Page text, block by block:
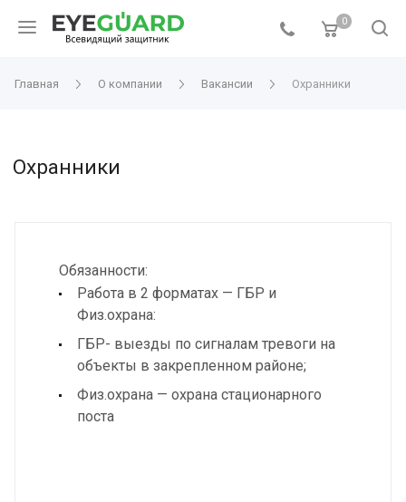
0
Главная О компании Вакансии Охранники
Охранники
Обязанности:
Работа в 2 форматах — ГБР и
Физ.охрана:
ГБР- выезды по сигналам тревоги на
объекты в закрепленном районе;
Физ.охрана — охрана стационарного
поста